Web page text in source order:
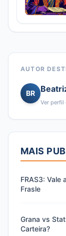
AUTOR
BR
Ver
MAIS
FRAS3: Vale
Frasle
Grana vs
Carteira?